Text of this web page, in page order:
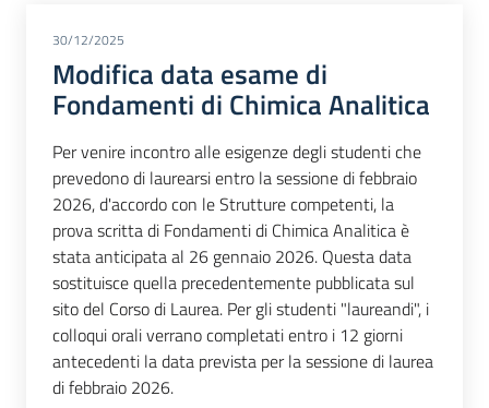
30/12/2025
Modifica data esame di
Fondamenti di Chimica Analitica
Per venire incontro alle esigenze degli studenti che
prevedono di laurearsi entro la sessione di febbraio
2026, d'accordo con le Strutture competenti, la
prova scritta di Fondamenti di Chimica Analitica è
stata anticipata al 26 gennaio 2026. Questa data
sostituisce quella precedentemente pubblicata sul
sito del Corso di Laurea. Per gli studenti "laureandi", i
colloqui orali verrano completati entro i 12 giorni
antecedenti la data prevista per la sessione di laurea
di febbraio 2026.